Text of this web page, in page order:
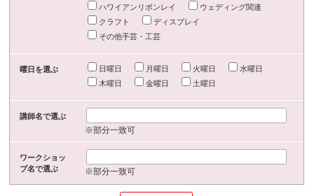
ハワイアンリボンレイ
ウェディング関連
クラフト
ディスプレイ
その他手芸・工芸
曜日を選ぶ 日曜日 月曜日 火曜日
水曜日
木曜日
金曜日 土曜日
講師名で選ぶ
※部分一致可
ワークショッ
プ名で選ぶ
※部分一致可